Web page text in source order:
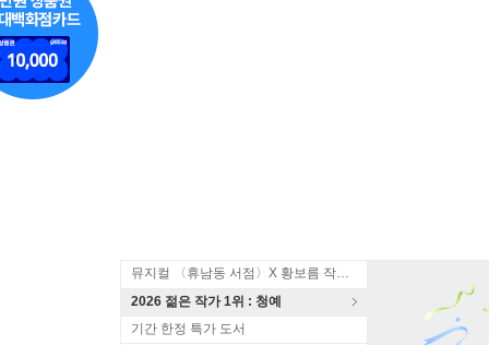
뮤지컬 〈휴남동 서점〉X 황보름 작가 북토크
2026 젊은 작가 1위 : 청예
기간 한정 특가 도서